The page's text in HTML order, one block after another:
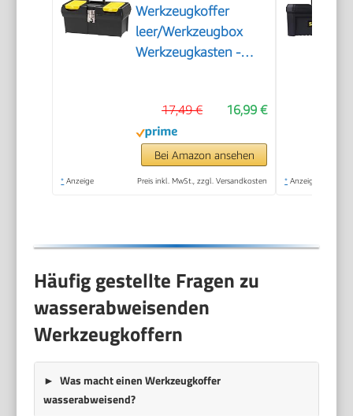
Werkzeugkoffer
leer/Werkzeugbox
Werkzeugkasten -
herausnehmbarer
Ablage, zwei
Organizern,
Metallschließen,
16,99 €
17,49 €
Bei Amazon ansehen
* Anzeige Preis inkl. MwSt., zzgl. Versandkosten * Anzeige
Häufig gestellte Fragen zu
wasserabweisenden
Werkzeugkoffern
Was macht einen Werkzeugkoffer
wasserabweisend?